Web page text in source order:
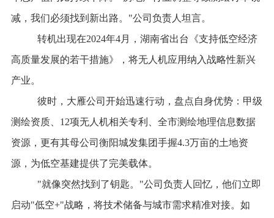
减，我们必须找到新出路。"公司负责人坦言。
转机出现在2024年4月
， 湖南省出台《支持低空经济
高质量发展的若干措施》，将无人机应用纳入战略性新兴
产业。
彼时， 大雁公司 开始迅速行动，盘点自身优势：甲级
测绘资质、12项无人机相关专利、全市测绘地理信息数据
资源， 更有其母公司衡阳城发集团手握4.3万亩的土地资
源，为低空基建提供了完美载体。
"就像突然找到了钥匙。"公司负责人回忆，他们立即
启动"低空+"战略，将技术储备与城市需求精准对接。如